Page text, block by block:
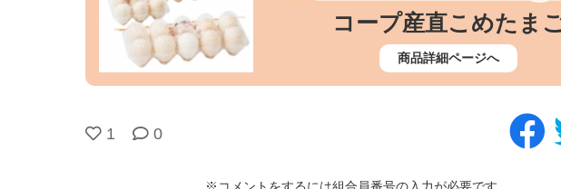
コープ産直こめたま
商品詳細ページへ
1 0